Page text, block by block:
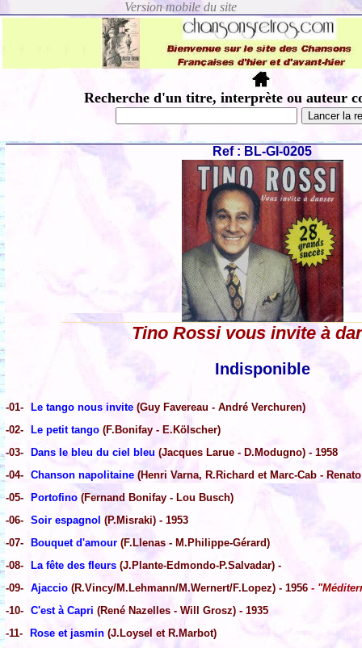
Recherche d'un titre, interprète ou auteur
Ref : BL-GI-0205
Tino Rossi vous invite à
Indisponible
-01- Le tango nous invite (Guy Favereau - André Verchuren)
-02-
Le petit tango (F.Bonifay - E.Kölscher)
-03-
Dans le bleu du ciel bleu (Jacques Larue - D.Modugno) - 1958
-04- Chanson napolitaine (Henri Varna, R.Richard et Marc-Cab -
-05-
Portofino (Fernand Bonifay - Lou Busch)
-06- Soir espagnol (P.Misraki) - 1953
-07-
Bouquet d'amour (F.Llenas - M.Philippe-Gérard)
-08-
La fête des fleurs (J.Plante-Edmondo-P.Salvadar) -
-09- Ajaccio (R.Vincy/M.Lehmann/M.Wernert/F.Lopez) - 1956 -
-10- C'est à Capri (René Nazelles - Will Grosz) - 1935
-11-
Rose et jasmin (J.Loysel et R.Marbot)